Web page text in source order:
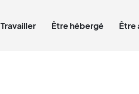
Travailler Être hébergé Être